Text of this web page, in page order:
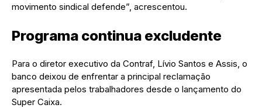
movimento sindical defende”, acrescentou.
Programa continua excludente
Para o diretor executivo da Contraf, Lívio Santos e Assis, o
banco deixou de enfrentar a principal reclamação
apresentada pelos trabalhadores desde o lançamento do
Super Caixa.